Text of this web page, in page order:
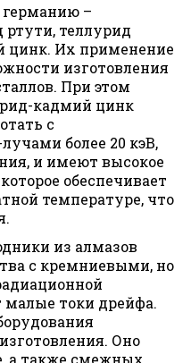
–
теллурид
цинк. Их применение
изготовления
При этом
кадмий цинк
с
более 20 кэВ,
и имеют высокое
обеспечивает
температуре, что
из алмазов
с кремниевыми, но
малые токи дрейфа.
Оно
а также смежных